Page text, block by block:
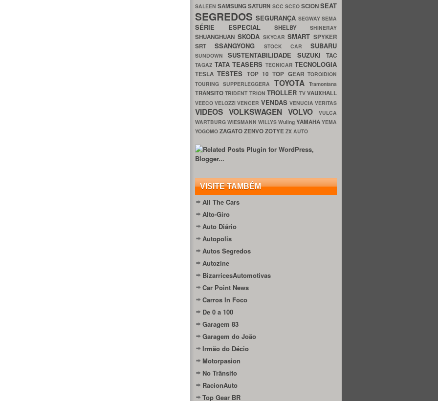
SALEENSAMSUNGSATURN SCC SCEO SCIONSEAT
SEGREDOSSEGURANÇA SEGWAYSEMA
SÉRIE ESPECIAL SHELBY SHINERAY
SHUANGHUAN SKODA SKYCARSMART SPYKER
SRTSSANGYONG STOCK CAR SUBARU
SUNDOWNSUSTENTABILIDADE SUZUKITAC
TAGAZ TATA TEASERS TECNICAR TECNOLOGIA
TESLATESTES TOP 10TOP GEARTOROIDION
TOURING SUPPERLEGGERA TOYOTATramontana
TRÂNSITOTRIDENT TRIONTROLLER TVVAUXHALL
VEECOVELOZZIVENCER VENDAS VENUCIAVERITAS
VIDEOS VOLKSWAGEN VOLVO
VULCA
WARTBURG WIESMANN WILLYS Wuling YAMAHA YEMA
YOGOMO ZAGATOZENVOZOTYE ZX AUTO
VISITE TAMBÉM
All The Cars
Alto-Giro
Auto Diário
Autopolis
Autos Segredos
Autozine
BizarricesAutomotivas
Car Point News
Carros In Foco
De 0 a 100
Garagem 83
Garagem do João
Irmão do Décio
Motorpasion
No Trânsito
RacionAuto
Top Gear BR